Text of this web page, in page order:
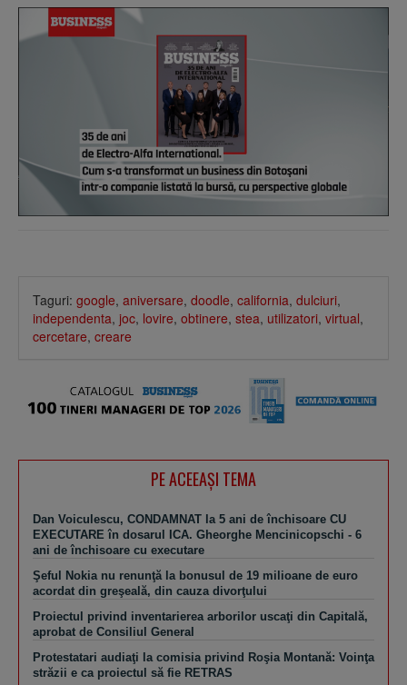
Taguri: google, aniversare, doodle, california, dulciuri,
independenta, joc, lovire, obtinere, stea, utilizatori, virtual,
cercetare, creare
PE ACEEAŞI TEMA
Dan Voiculescu, CONDAMNAT la 5 ani de închisoare CU
EXECUTARE în dosarul ICA. Gheorghe Mencinicopschi - 6
ani de închisoare cu executare
Şeful Nokia nu renunţă la bonusul de 19 milioane de euro
acordat din greşeală, din cauza divorţului
Proiectul privind inventarierea arborilor uscaţi din Capitală,
aprobat de Consiliul General
Protestatari audiaţi la comisia privind Roşia Montană: Voinţa
străzii e ca proiectul să fie RETRAS